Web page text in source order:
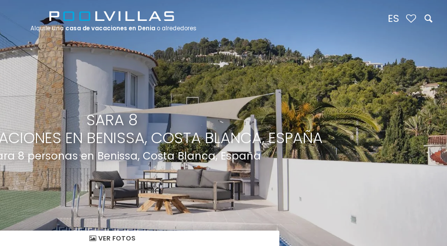
SARA 8
EN BENISSA, COSTA BLANCA, ESPAÑA
8 personas en Benissa, Costa Blanca, España
VER FOTOS
Alquile unacasa de vacaciones en Deniao alrededores
ES